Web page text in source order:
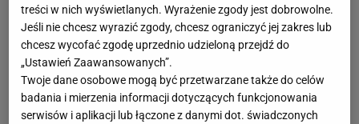
treści w nich wyświetlanych. Wyrażenie zgody jest dobrowolne.
Jeśli nie chcesz wyrazić zgody, chcesz ograniczyć jej zakres lub
chcesz wycofać zgodę uprzednio udzieloną przejdź do
„Ustawień Zaawansowanych”.
Twoje dane osobowe mogą być przetwarzane także do celów
badania i mierzenia informacji dotyczących funkcjonowania
serwisów i aplikacji lub łączone z danymi dot. świadczonych